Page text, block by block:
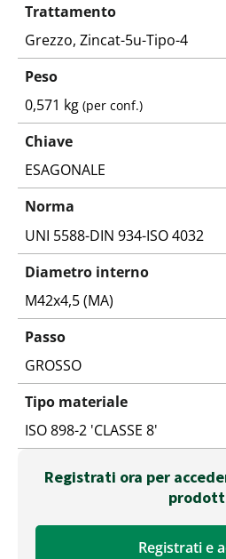
Trattamento
Grezzo, Zincat-5u-Tipo-4
Peso
0,571 kg(per conf.)
Chiave
ESAGONALE
Norma
UNI 5588-DIN 934-ISO 4032
Diametro interno
M42x4,5 (MA)
Passo
GROSSO
Tipo materiale
ISO 898-2 'CLASSE 8'
Registrati ora per
Registrati e